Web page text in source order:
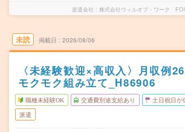
派遣会社 株式会社ウィルオブ・ワーク FO
未読 掲載日 2026/08/06
〈未経験歓迎×高収入〉月収例
モクモク組み立て_H86906
職種未経験OK 交通費別途支給あり 土日祝日が
派遣